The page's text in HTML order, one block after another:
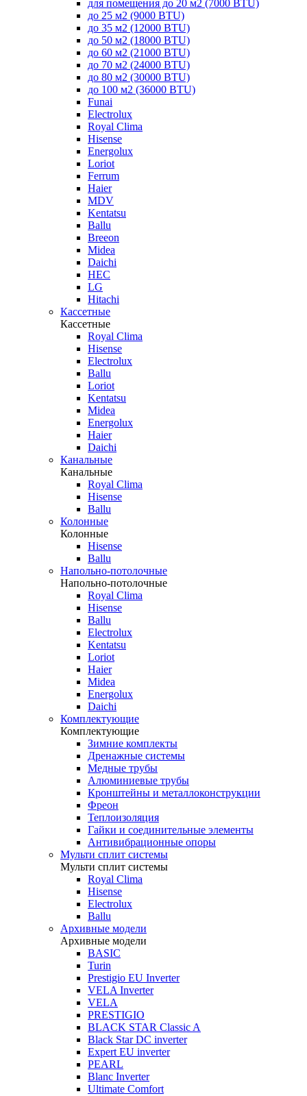
для помещения до 20 м2 (7000 BTU)
до 25 м2 (9000 BTU)
до 35 м2 (12000 BTU)
до 50 м2 (18000 BTU)
до 60 м2 (21000 BTU)
до 70 м2 (24000 BTU)
до 80 м2 (30000 BTU)
до 100 м2 (36000 BTU)
Funai
Electrolux
Royal Clima
Hisense
Energolux
Loriot
Ferrum
Haier
MDV
Kentatsu
Ballu
Breeon
Midea
Daichi
HEC
LG
Hitachi
Кассетные
Кассетные
Royal Clima
Hisense
Electrolux
Ballu
Loriot
Kentatsu
Midea
Energolux
Haier
Daichi
Канальные
Канальные
Royal Clima
Hisense
Ballu
Колонные
Колонные
Hisense
Ballu
Напольно-потолочные
Напольно-потолочные
Royal Clima
Hisense
Ballu
Electrolux
Kentatsu
Loriot
Haier
Midea
Energolux
Daichi
Комплектующие
Комплектующие
Зимние комплекты
Дренажные системы
Медные трубы
Алюминиевые трубы
Кронштейны и металлоконструкции
Фреон
Теплоизоляция
Гайки и соединительные элементы
Антивибрационные опоры
Мульти сплит системы
Мульти сплит системы
Royal Clima
Hisense
Electrolux
Ballu
Архивные модели
Архивные модели
BASIC
Turin
Prestigio EU Inverter
VELA Inverter
VELA
PRESTIGIO
BLACK STAR Classic A
Black Star DC inverter
Expert EU inverter
PEARL
Blanc Inverter
Ultimate Comfort